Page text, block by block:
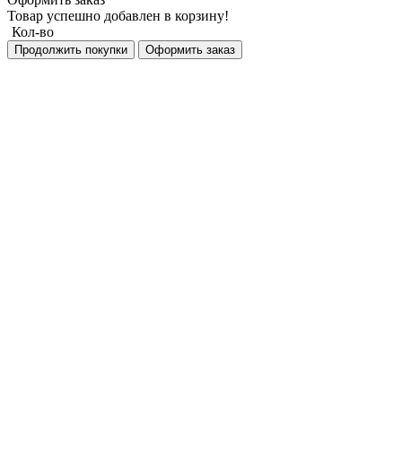
Товар успешно добавлен в корзину!
Кол-во
Продолжить покупки Оформить заказ